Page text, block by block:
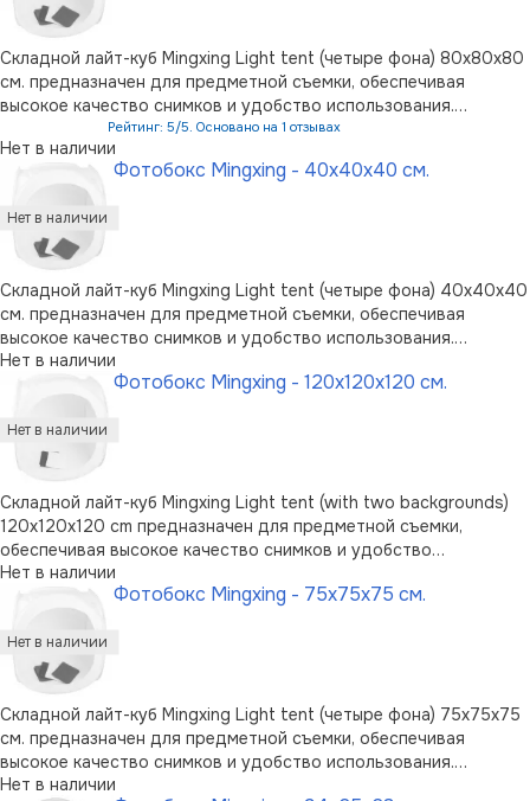
Складной лайт-куб Mingxing Light tent (четыре фона) 80x80x80
см. предназначен для предметной съемки, обеспечивая
высокое качество снимков и удобство использования.
Изготовлен лайт-куб в виде стального каркаса, на который
натягивается безшовная полупрозрачная ткань. Компактный в
сложенном состоянии …
Рейтинг: 5/5. Основано на 1 отзывах
Нет в наличии
Фотобокс Mingxing - 40x40x40 см.
Складной лайт-куб Mingxing Light tent (четыре фона) 40x40x40
см. предназначен для предметной съемки, обеспечивая
высокое качество снимков и удобство использования.
Изготовлен лайт-куб в виде стального каркаса, на который
натягивается безшовная полупрозрачная ткань. Компактный в
сложенном состояни …
Нет в наличии
Фотобокс Mingxing - 120x120x120 см.
Складной лайт-куб Mingxing Light tent (with two backgrounds)
120x120x120 cm предназначен для предметной съемки,
обеспечивая высокое качество снимков и удобство
использования. Изготовлен лайт-куб в виде стального каркаса,
на который натягивается безшовная полупрозрачная ткань.
Компактный в сложенно …
Нет в наличии
Фотобокс Mingxing - 75x75x75 см.
Складной лайт-куб Mingxing Light tent (четыре фона) 75x75x75
см. предназначен для предметной съемки, обеспечивая
высокое качество снимков и удобство использования.
Изготовлен лайт-куб в виде стального каркаса, на который
Нет в наличии